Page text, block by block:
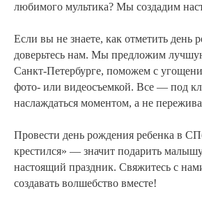
любимого мультика? Мы создадим
Если вы не знаете, как отметить день
доверьтесь нам. Мы предложим
Санкт-Петербурге, поможем с
фото- или видеосъемкой. Все — под
наслаждаться моментом, а не
Провести день рождения ребенка в
крестился» — значит подарить
настоящий праздник. Свяжитесь с
создавать волшебство вместе!